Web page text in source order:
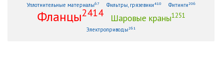
Уплотнительные материалы67 Фильтры, грязевики410 Фитинги 206
Фланцы2414 Шаровые краны1251
Электроприводы 261